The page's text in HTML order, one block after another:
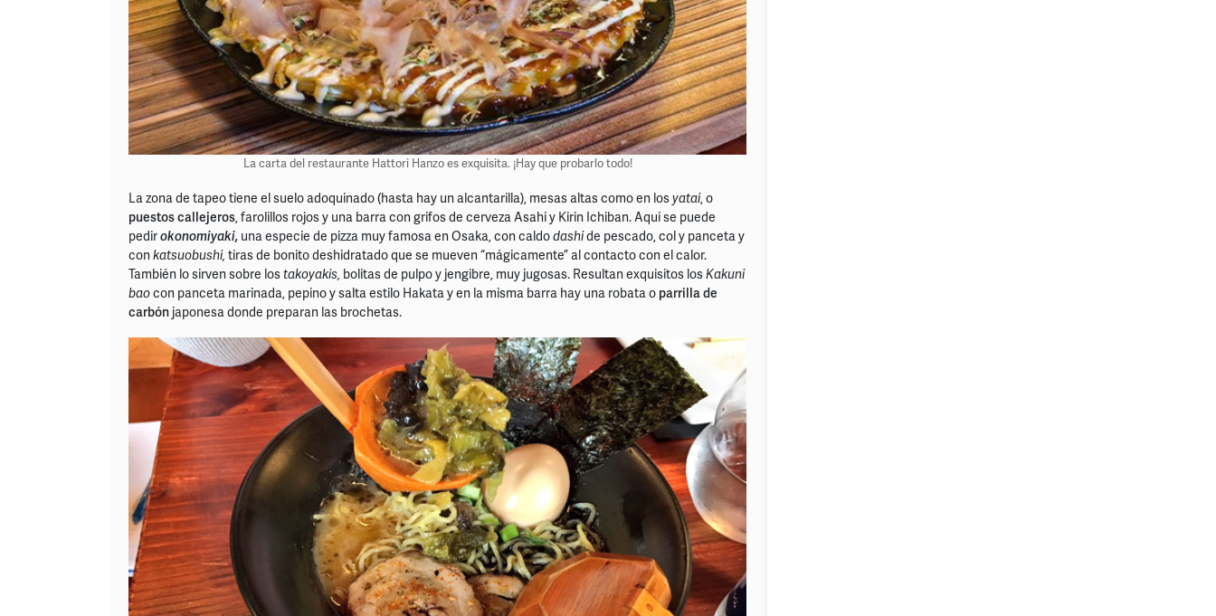
La carta del restaurante Hattori Hanzo es exquisita. ¡Hay que probarlo todo!
La zona de tapeo tiene el suelo adoquinado (hasta hay un alcantarilla), mesas altas como en losyatai, o
puestos callejeros, farolillos rojos y una barra con grifos de cerveza Asahi y Kirin Ichiban. Aquí se puede
pedirokonomiyaki, una especie de pizza muy famosa en Osaka, con caldodashide pescado, col y panceta y
conkatsuobushi, tiras de bonito deshidratado que se mueven “mágicamente” al contacto con el calor.
También lo sirven sobre lostakoyakis, bolitas de pulpo y jengibre, muy jugosas. Resultan exquisitos losKakuni
baocon panceta marinada, pepino y salta estilo Hakata y en la misma barra hay una robata o parrilla de
carbón japonesa donde preparan las brochetas.